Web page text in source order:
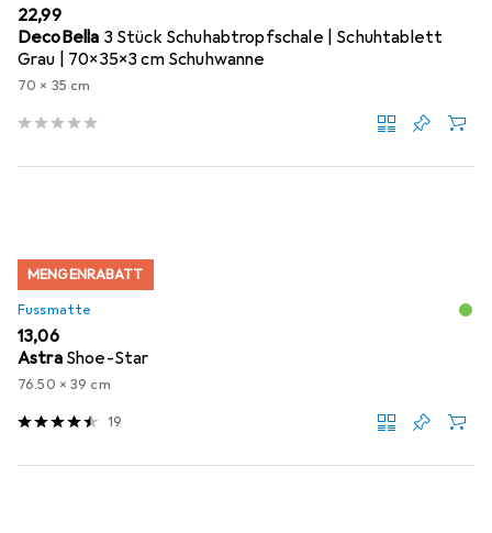
EUR
22,99
DecoBella 3 Stück Schuhabtropfschale | Schuhtablett
Grau | 70x35x3 cm Schuhwanne
70 x 35 cm
MENGENRABATT
Fussmatte
EUR
13,06
Astra Shoe-Star
76.50 x 39 cm
19